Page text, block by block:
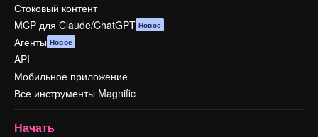
Стоковый контент
MCP для Claude/ChatGPT Новое
Агенты Новое
API
Мобильное приложение
Все инструменты Magnific
Начать